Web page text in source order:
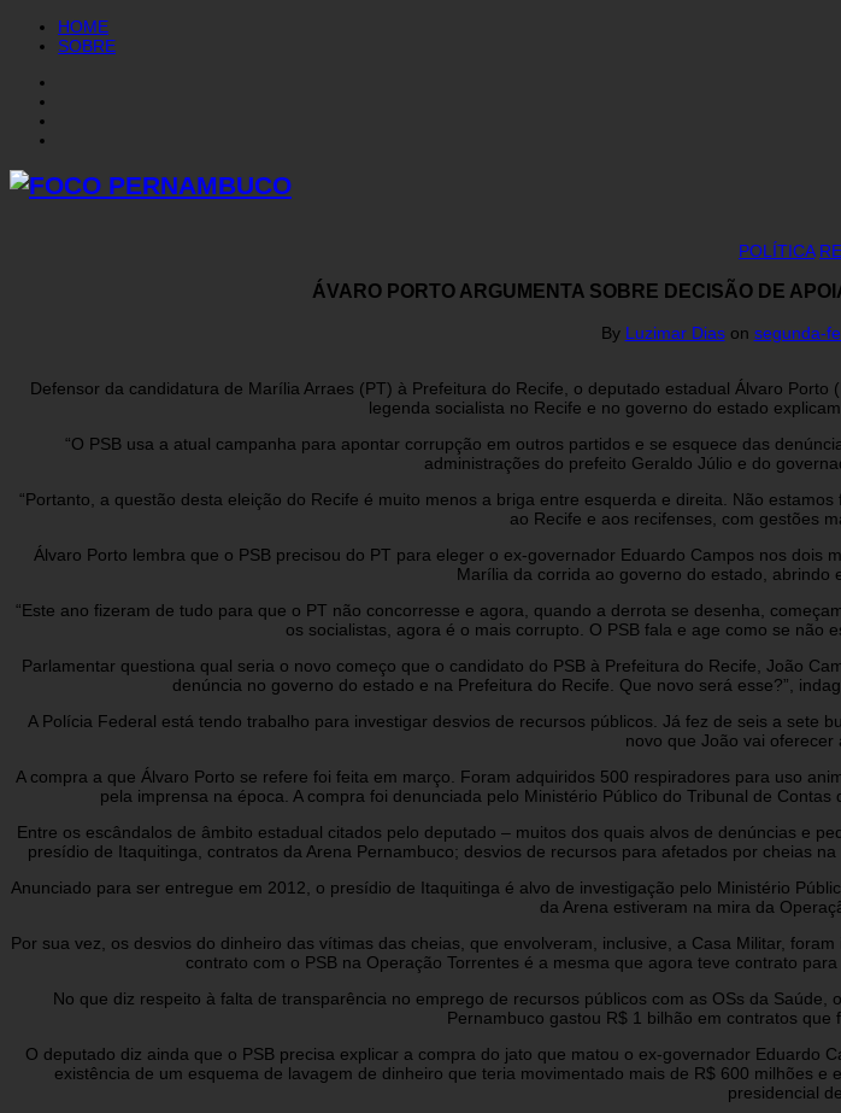
HOME
SOBRE
POLÍTICA
ÁVARO PORTO ARGUMENTA SOBRE DECISÃO DE
By Luzimar Dias on segunda-
Defensor da candidatura de Marília Arraes (PT) à Prefeitura do Recife, o deputado estadual Álvaro
legenda socialista no Recife e no governo do estado
“O PSB usa a atual campanha para apontar corrupção em outros partidos e se esquece das
administrações do prefeito Geraldo Júlio e do
“Portanto, a questão desta eleição do Recife é muito menos a briga entre esquerda e direita. Não
ao Recife e aos recifenses, com gestões
Álvaro Porto lembra que o PSB precisou do PT para eleger o ex-governador Eduardo Campos nos
Marília da corrida ao governo do estado, abrindo
“Este ano fizeram de tudo para que o PT não concorresse e agora, quando a derrota se desenha,
os socialistas, agora é o mais corrupto. O PSB fala e age como se não
Parlamentar questiona qual seria o novo começo que o candidato do PSB à Prefeitura do Recife, João
denúncia no governo do estado e na Prefeitura do Recife. Que novo será esse?”,
A Polícia Federal está tendo trabalho para investigar desvios de recursos públicos. Já fez de seis a
novo que João vai oferecer
A compra a que Álvaro Porto se refere foi feita em março. Foram adquiridos 500 respiradores para uso
pela imprensa na época. A compra foi denunciada pelo Ministério Público do Tribunal de
Entre os escândalos de âmbito estadual citados pelo deputado – muitos dos quais alvos de denúncias e
presídio de Itaquitinga, contratos da Arena Pernambuco; desvios de recursos para afetados por cheias
Anunciado para ser entregue em 2012, o presídio de Itaquitinga é alvo de investigação pelo Ministério
da Arena estiveram na mira da
Por sua vez, os desvios do dinheiro das vítimas das cheias, que envolveram, inclusive, a Casa Militar,
contrato com o PSB na Operação Torrentes é a mesma que agora teve contrato
No que diz respeito à falta de transparência no emprego de recursos públicos com as OSs da
Pernambuco gastou R$ 1 bilhão em contratos que
O deputado diz ainda que o PSB precisa explicar a compra do jato que matou o ex-governador
existência de um esquema de lavagem de dinheiro que teria movimentado mais de R$ 600 milhões
presidencial